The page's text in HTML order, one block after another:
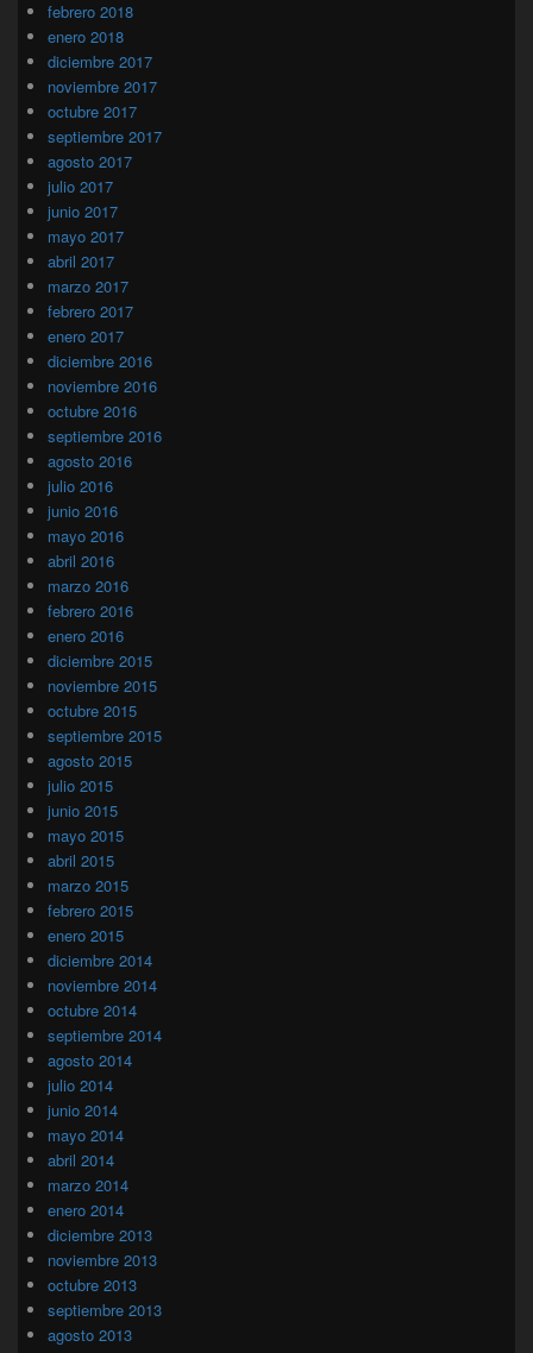
febrero 2018
enero 2018
diciembre 2017
noviembre 2017
octubre 2017
septiembre 2017
agosto 2017
julio 2017
junio 2017
mayo 2017
abril 2017
marzo 2017
febrero 2017
enero 2017
diciembre 2016
noviembre 2016
octubre 2016
septiembre 2016
agosto 2016
julio 2016
junio 2016
mayo 2016
abril 2016
marzo 2016
febrero 2016
enero 2016
diciembre 2015
noviembre 2015
octubre 2015
septiembre 2015
agosto 2015
julio 2015
junio 2015
mayo 2015
abril 2015
marzo 2015
febrero 2015
enero 2015
diciembre 2014
noviembre 2014
octubre 2014
septiembre 2014
agosto 2014
julio 2014
junio 2014
mayo 2014
abril 2014
marzo 2014
enero 2014
diciembre 2013
noviembre 2013
octubre 2013
septiembre 2013
agosto 2013